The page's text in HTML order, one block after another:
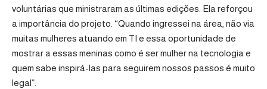
voluntárias que ministraram as últimas edições. Ela reforçou
a importância do projeto. “Quando ingressei na área, não via
muitas mulheres atuando em TI e essa oportunidade de
mostrar a essas meninas como é ser mulher na tecnologia e
quem sabe inspirá-las para seguirem nossos passos é muito
legal”.